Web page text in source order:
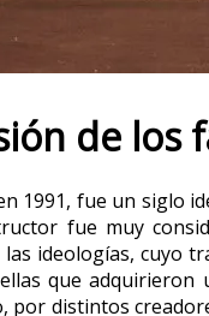
de los
1991, fue un
fue muy
ideologías, cuyo
que
por distintos